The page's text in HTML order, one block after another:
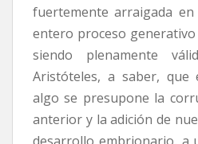
fuertemente arraigada
entero proceso generativo
siendo plenamente
Aristóteles, a saber, que
algo se presupone la
anterior y la adición de